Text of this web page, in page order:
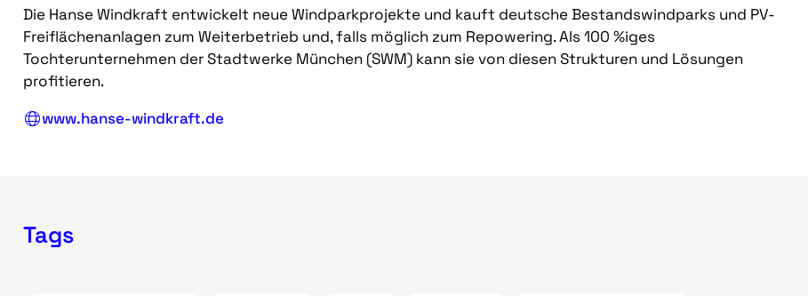
Die Hanse Windkraft entwickelt neue Windparkprojekte und kauft deutsche Bestandswindparks und PV-
Freiflächenanlagen zum Weiterbetrieb und, falls möglich zum Repowering. Als 100 %iges
Tochterunternehmen der Stadtwerke München (SWM) kann sie von diesen Strukturen und Lösungen
profitieren.
www.hanse-windkraft.de
Tags